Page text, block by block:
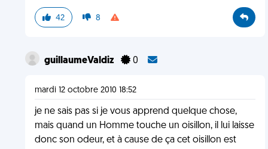
42 8
guillaumeValdiz 0
mardi 12 octobre 2010 18:52
je ne sais pas si je vous apprend quelque chose,
mais quand un Homme touche un oisillon, il lui laisse
donc son odeur, et à cause de ça cet oisillon est